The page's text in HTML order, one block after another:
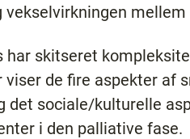
mellem
har skitseret
de fire aspekter af
det sociale/kulturelle
i den palliative fase.